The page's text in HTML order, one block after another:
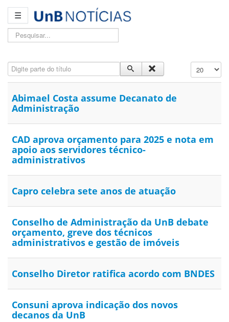
☰
Pesquisar...
Digite parte do título Exibir #
Abimael Costa assume Decanato de
Administração
CAD aprova orçamento para 2025 e nota em
apoio aos servidores técnico-
administrativos
Capro celebra sete anos de atuação
Conselho de Administração da UnB debate
orçamento, greve dos técnicos
administrativos e gestão de imóveis
Conselho Diretor ratifica acordo com BNDES
Consuni aprova indicação dos novos
decanos da UnB